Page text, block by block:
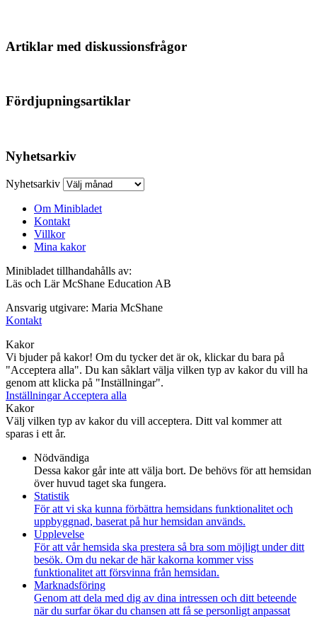
Artiklar med diskussionsfrågor
Fördjupningsartiklar
Nyhetsarkiv
Nyhetsarkiv
Om Minibladet
Kontakt
Villkor
Mina kakor
Minibladet tillhandahålls av:
Läs och Lär McShane Education AB
Ansvarig utgivare: Maria McShane
Kontakt
Kakor
Vi bjuder på kakor! Om du tycker det är ok, klickar du bara på
"Acceptera alla". Du kan såklart välja vilken typ av kakor du vill ha
genom att klicka på "Inställningar".
InställningarAcceptera alla
Kakor
Välj vilken typ av kakor du vill acceptera. Ditt val kommer att
sparas i ett år.
Nödvändiga
Dessa kakor går inte att välja bort. De behövs för att hemsidan
över huvud taget ska fungera.
Statistik
För att vi ska kunna förbättra hemsidans funktionalitet och
uppbyggnad, baserat på hur hemsidan används.
Upplevelse
För att vår hemsida ska prestera så bra som möjligt under ditt
besök. Om du nekar de här kakorna kommer viss
funktionalitet att försvinna från hemsidan.
Marknadsföring
Genom att dela med dig av dina intressen och ditt beteende
när du surfar ökar du chansen att få se personligt anpassat